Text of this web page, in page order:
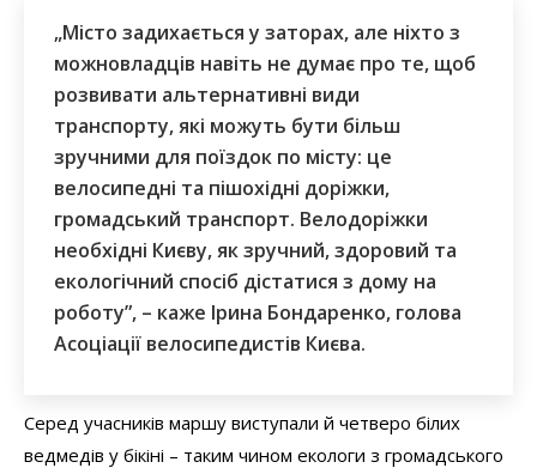
„Місто задихається у заторах, але ніхто з
можновладців навіть не думає про те, щоб
розвивати альтернативні види
транспорту, які можуть бути більш
зручними для поїздок по місту: це
велосипедні та пішохідні доріжки,
громадський транспорт. Велодоріжки
необхідні Києву, як зручний, здоровий та
екологічний спосіб дістатися з дому на
роботу”, – каже Ірина Бондаренко, голова
Асоціації велосипедистів Києва.
Серед учасників маршу виступали й четверо білих
ведмедів у бікіні – таким чином екологи з громадського